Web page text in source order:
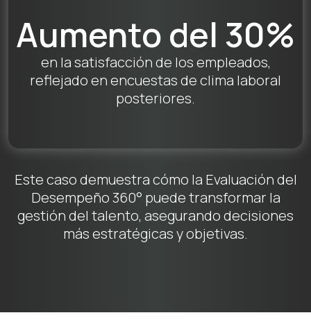
Aumento del 30%
en la satisfacción de los empleados,
reflejado en encuestas de clima laboral
posteriores.
Este caso demuestra cómo la Evaluación del
Desempeño 360° puede transformar la
gestión del talento, asegurando decisiones
más estratégicas y objetivas.